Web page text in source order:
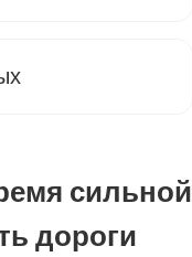
сильной
дороги